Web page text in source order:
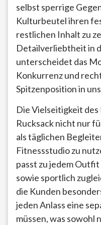
selbst sperrige
Kulturbeutel ihren
restlichen Inhalt zu
Detailverliebtheit in
unterscheidet das
Konkurrenz und
Spitzenposition in
Die Vielseitigkeit des
Rucksack nicht nur
als täglichen
Fitnessstudio zu
passt zu jedem
sowie sportlich
die Kunden
jeden Anlass eine
müssen, was sowohl